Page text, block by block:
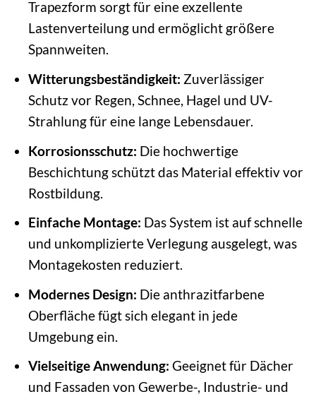
Trapezform sorgt für eine exzellente
Lastenverteilung und ermöglicht größere
Spannweiten.
Witterungsbeständigkeit: Zuverlässiger
Schutz vor Regen, Schnee, Hagel und UV-
Strahlung für eine lange Lebensdauer.
Korrosionsschutz: Die hochwertige
Beschichtung schützt das Material effektiv vor
Rostbildung.
Einfache Montage: Das System ist auf schnelle
und unkomplizierte Verlegung ausgelegt, was
Montagekosten reduziert.
Modernes Design: Die anthrazitfarbene
Oberfläche fügt sich elegant in jede
Umgebung ein.
Vielseitige Anwendung: Geeignet für Dächer
und Fassaden von Gewerbe-, Industrie- und